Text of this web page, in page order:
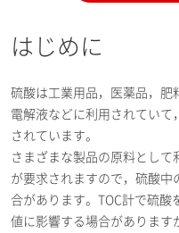
はじめに
硫酸は工業用品，医薬品，肥
電解液などに利用されていて
されています。
さまざまな製品の原料とし
が要求されますので，硫酸中
合があります。TOC計で硫酸
値に影響する場合があります